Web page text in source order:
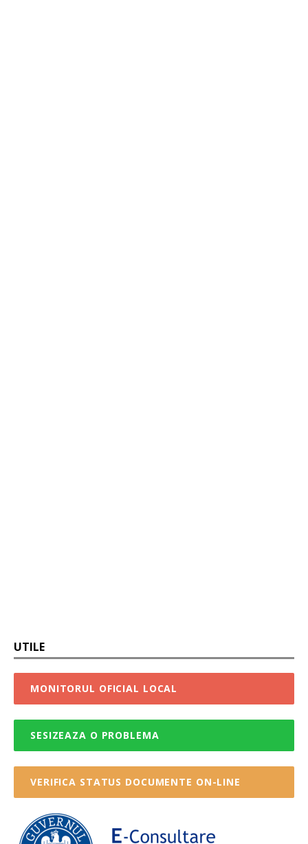
UTILE
MONITORUL OFICIAL LOCAL
SESIZEAZA O PROBLEMA
VERIFICA STATUS DOCUMENTE ON-LINE